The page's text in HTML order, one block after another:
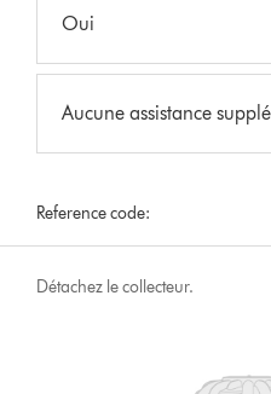
Oui
Aucune assistance
Reference code:
Détachez le collecteur.